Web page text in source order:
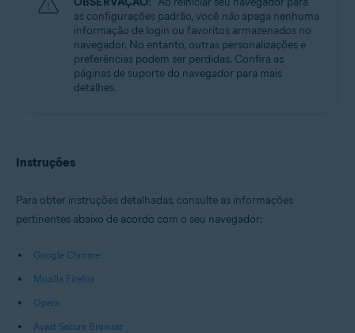
as configurações padrão, você não apaga nenhuma
informação de login ou favoritos armazenados no
navegador. No entanto, outras personalizações e
preferências podem ser perdidas. Confira as
páginas de suporte do navegador para mais
detalhes.
Instruções
Para obter instruções detalhadas, consulte as informações
pertinentes abaixo de acordo com o seu navegador:
Google Chrome
Mozilla Firefox
Opera
Avast Secure Browser